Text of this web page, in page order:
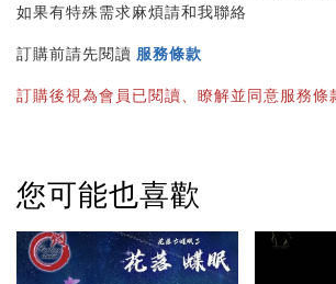
如果有特殊需求麻煩請和我聯絡
訂購前請先閱讀 服務條款
訂購後視為會員已閱讀、瞭解並同意服務條
您可能也喜歡